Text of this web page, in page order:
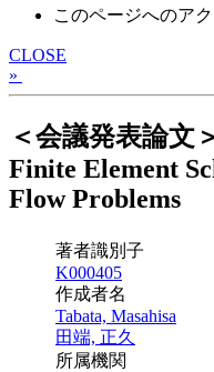
このページへのア
CLOSE
»
＜会議発表論文
Finite Element
Flow Problems
著者識別子
K000405
作成者名
Tabata, Masahisa
田端, 正久
所属機関